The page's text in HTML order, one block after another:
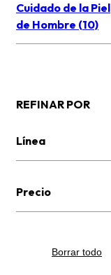
Cuidado de la Piel
de Hombre (10)
REFINAR POR
Línea
Precio
Borrar todo